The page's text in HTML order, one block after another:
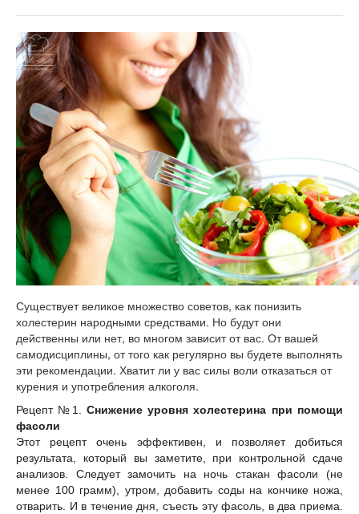
Существует великое множество советов, как понизить
холестерин народными средствами. Но будут они
действенны или нет, во многом зависит от вас. От вашей
самодисциплины, от того как регулярно вы будете выполнять
эти рекомендации. Хватит ли у вас силы воли отказаться от
курения и употребления алкоголя.
Рецепт №1. Снижение уровня холестерина при помощи
фасоли
Этот рецепт очень эффективен, и позволяет добиться
результата, который вы заметите, при контрольной сдаче
анализов. Следует замочить на ночь стакан фасоли (не
менее 100 грамм), утром, добавить соды на кончике ножа,
отварить. И в течение дня, съесть эту фасоль, в два приема.